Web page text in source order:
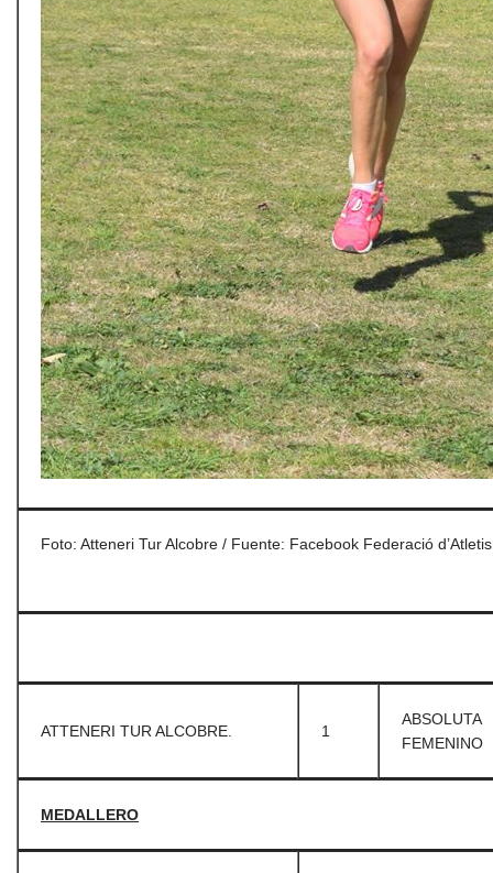
Foto: Atteneri Tur Alcobre / Fuente: Facebook Federació
ATTENERI TUR ALCOBRE. 1
ABSOLUTA
FEMENINO
MEDALLERO